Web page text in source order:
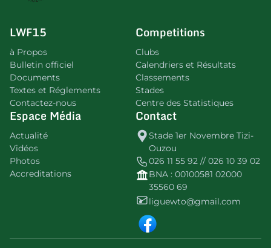
LWF15
à Propos
Bulletin officiel
Documents
Textes et Réglements
Contactez-nous
Competitions
Clubs
Calendriers et Résultats
Classements
Stades
Centre des Statistiques
Espace Média
Actualité
Vidéos
Photos
Accreditations
Contact
Stade 1er Novembre Tizi-
Ouzou
026 11 55 92 // 026 10 39 02
BNA : 00100581 02000
35560 69
liguewto@gmail.com